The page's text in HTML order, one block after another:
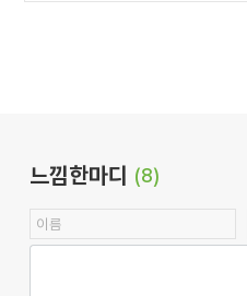
느낌한마디 (8)